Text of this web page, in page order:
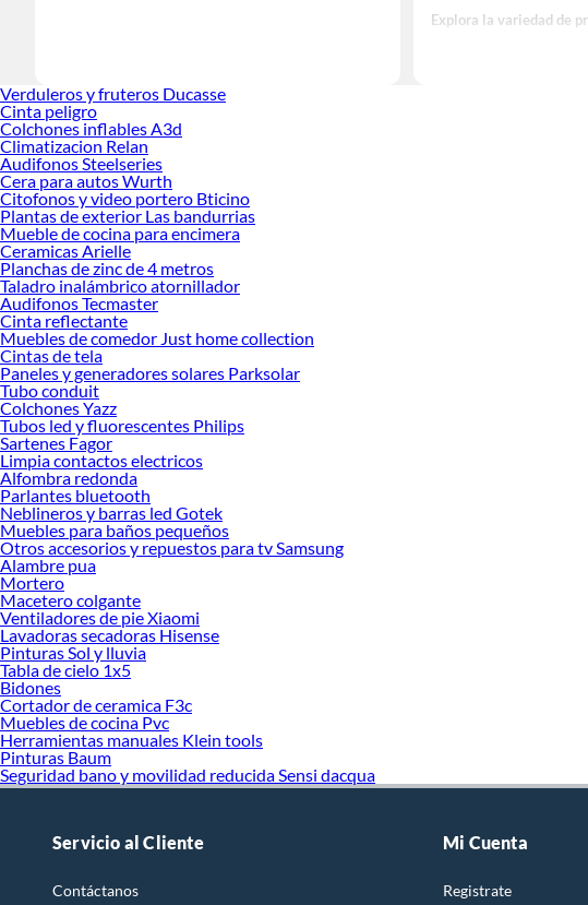
Explora la variedad de
Herramientas, materiales
Verduleros y fruteros Ducasse
Cinta peligro
Colchones inflables A3d
Climatizacion Relan
Audifonos Steelseries
Cera para autos Wurth
Citofonos y video portero Bticino
Plantas de exterior Las bandurrias
Mueble de cocina para encimera
Ceramicas Arielle
Planchas de zinc de 4 metros
Taladro inalámbrico atornillador
Audifonos Tecmaster
Cinta reflectante
Muebles de comedor Just home collection
Cintas de tela
Paneles y generadores solares Parksolar
Tubo conduit
Colchones Yazz
Tubos led y fluorescentes Philips
Sartenes Fagor
Limpia contactos electricos
Alfombra redonda
Parlantes bluetooth
Neblineros y barras led Gotek
Muebles para baños pequeños
Otros accesorios y repuestos para tv Samsung
Alambre pua
Mortero
Macetero colgante
Ventiladores de pie Xiaomi
Lavadoras secadoras Hisense
Pinturas Sol y lluvia
Tabla de cielo 1x5
Bidones
Cortador de ceramica F3c
Muebles de cocina Pvc
Herramientas manuales Klein tools
Pinturas Baum
Seguridad bano y movilidad reducida Sensi dacqua
Servicio al Cliente
Contáctanos
Mi Cuenta
Registrate